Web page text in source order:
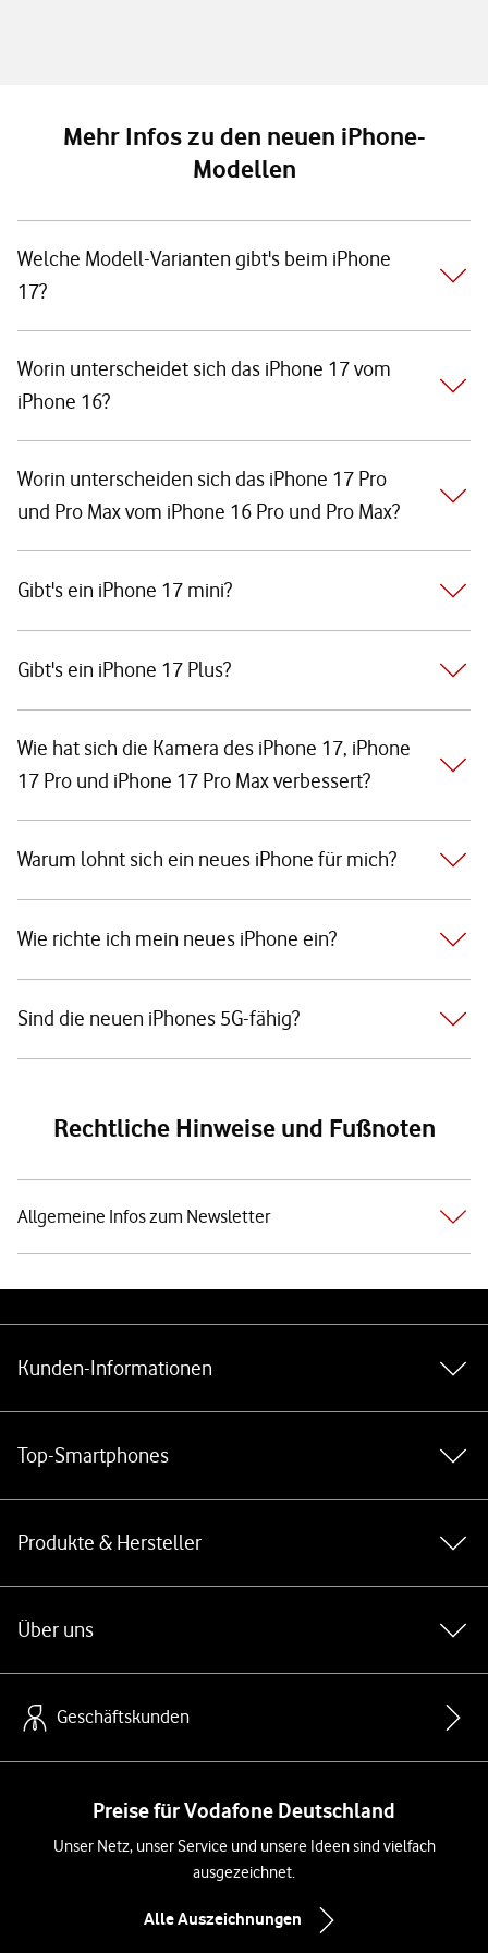
Mehr Infos zu den neuen iPhone-
Modellen
Welche Modell-Varianten gibt's beim iPhone
17?
Worin unterscheidet sich das iPhone 17 vom
iPhone 16?
Worin unterscheiden sich das iPhone 17 Pro
und Pro Max vom iPhone 16 Pro und Pro Max?
Gibt's ein iPhone 17 mini?
Gibt's ein iPhone 17 Plus?
Wie hat sich die Kamera des iPhone 17, iPhone
17 Pro und iPhone 17 Pro Max verbessert?
Warum lohnt sich ein neues iPhone für mich?
Wie richte ich mein neues iPhone ein?
Sind die neuen iPhones 5G-fähig?
Rechtliche Hinweise und Fußnoten
Allgemeine Infos zum Newsletter
Kunden-Informationen
Top-Smartphones
Produkte & Hersteller
Über uns
Geschäftskunden
Preise für Vodafone Deutschland
Unser Netz, unser Service und unsere Ideen sind vielfach
ausgezeichnet.
Alle Auszeichnungen